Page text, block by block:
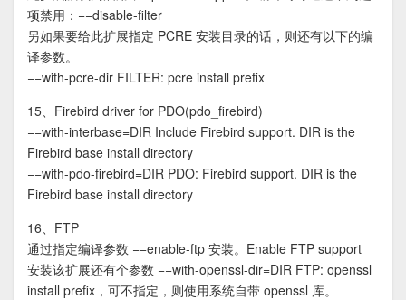
项禁用：−−disable-filter
另如果要给此扩展指定 PCRE 安装目录的话，则还有以下的编
译参数。
−−with-pcre-dir FILTER: pcre install prefix
15、Firebird driver for PDO(pdo_firebird)
−−with-interbase=DIR Include Firebird support. DIR is the
Firebird base install directory
−−with-pdo-firebird=DIR PDO: Firebird support. DIR is the
Firebird base install directory
16、FTP
通过指定编译参数 −−enable-ftp 安装。Enable FTP support
安装该扩展还有个参数 −−with-openssl-dir=DIR FTP: openssl
install prefix，可不指定，则使用系统自带 openssl 库。